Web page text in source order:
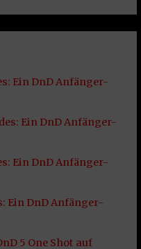
Ein DnD Anfänger-
Ein DnD Anfänger-
Ein DnD Anfänger-
Ein DnD Anfänger-
5 One Shot auf